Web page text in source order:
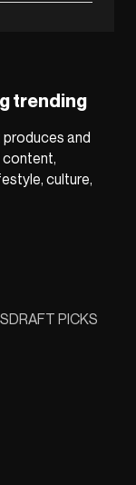
trending
and
culture,
DRAFT PICKS